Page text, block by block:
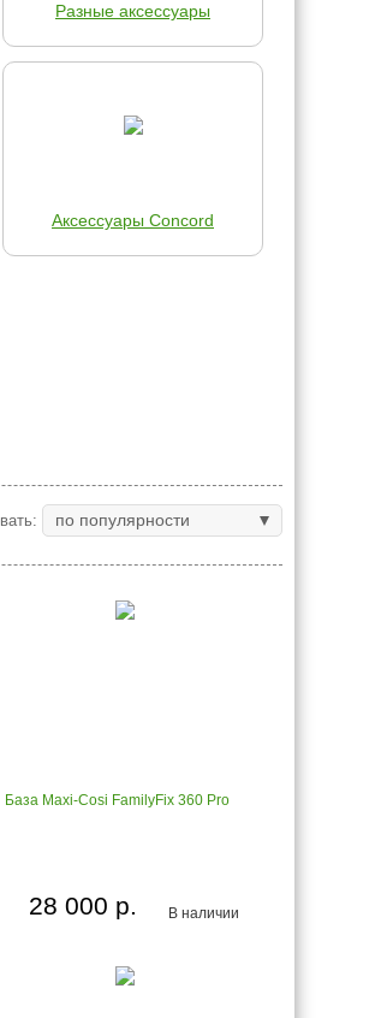
Разные аксессуары
Аксессуары Concord
по популярности
База Maxi-Cosi FamilyFix 360 Pro
В наличии
28 000 р.